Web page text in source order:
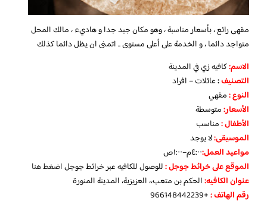
مقهى رائع ، بأسعار مناسبة ، وهو مكان جيد جدا و هاديء ، مالك المحل
متواجد دائما ، و الخدمة على أعلى مستوى .. اتمنى ان يظل دائما كذلك
الاسم:كافيه زي في المدينة
التصنيف:عائلات – افراد
النوع :مقهي
الأسعار:متوسطة
الأطفال:مناسب
الموسيقى:لا يوجد
مواعيد العمل:٤:٠٠م–١:٠٠ص
الموقع على خرائط جوجل:للوصول للكافيه عبر خرائط جوجلاضغط هنا
عنوان الكافيه:الحكم بن متعب،، العزيزية، المدينة المنورة
رقم الهاتف :+966148442239